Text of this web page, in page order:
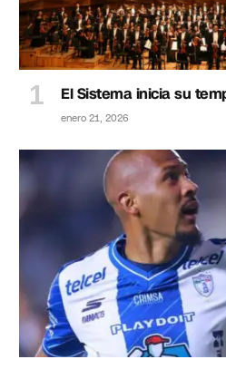
El Sistema inicia su
enero 21, 2026